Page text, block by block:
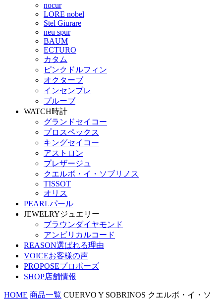
nocur
LORE nobel
Stel Giurare
neu spur
BAUM
ECTURO
カタム
ピンクドルフィン
オクターブ
インセンブレ
プルーブ
WATCH時計
グランドセイコー
プロスペックス
キングセイコー
アストロン
プレザージュ
クエルボ・イ・ソブリノス
TISSOT
オリス
PEARLパール
JEWELRYジュエリー
ブラウンダイヤモンド
アンビリカルコード
REASON選ばれる理由
VOICEお客様の声
PROPOSEプロポーズ
SHOP店舗情報
HOME 商品一覧 CUERVO Y SOBRINOS クエルボ・イ・ソ